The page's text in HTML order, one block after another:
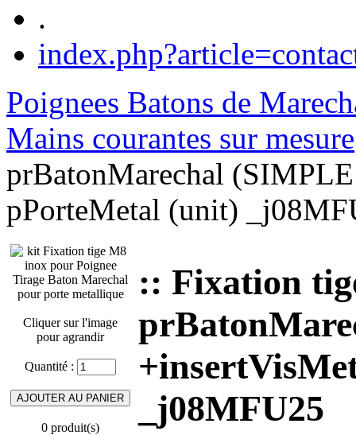
.
Poignees Batons de
Mains courantes sur mesure
prBatonMarechal
pPorteMetal (unit)
Cliquer sur l'image
pour agrandir
Quantité :
0 produit(s)
:: Fixation
_j08MFU25